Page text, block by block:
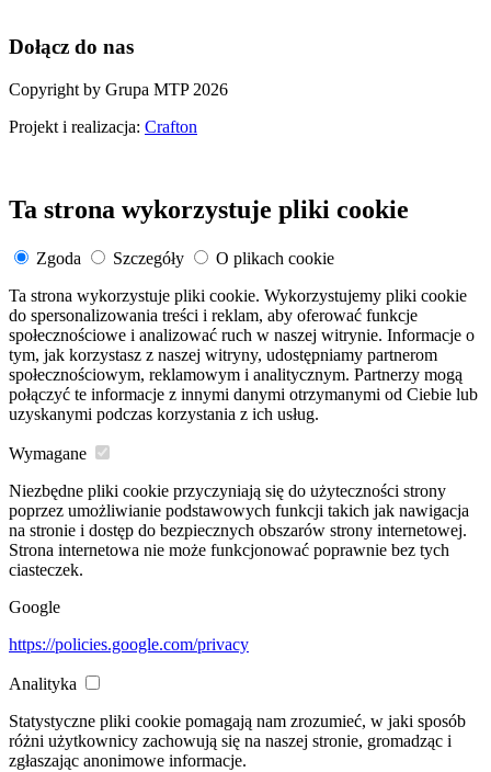
Dołącz do nas
Copyright by Grupa MTP 2026
Projekt i realizacja: Crafton
Ta strona wykorzystuje pliki cookie
Zgoda Szczegóły
O plikach cookie
Ta strona wykorzystuje pliki cookie. Wykorzystujemy pliki cookie
do spersonalizowania treści i reklam, aby oferować funkcje
społecznościowe i analizować ruch w naszej witrynie. Informacje o
tym, jak korzystasz z naszej witryny, udostępniamy partnerom
społecznościowym, reklamowym i analitycznym. Partnerzy mogą
połączyć te informacje z innymi danymi otrzymanymi od Ciebie lub
uzyskanymi podczas korzystania z ich usług.
Wymagane
Niezbędne pliki cookie przyczyniają się do użyteczności strony
poprzez umożliwianie podstawowych funkcji takich jak nawigacja
na stronie i dostęp do bezpiecznych obszarów strony internetowej.
Strona internetowa nie może funkcjonować poprawnie bez tych
ciasteczek.
Google
https://policies.google.com/privacy
Analityka
Statystyczne pliki cookie pomagają nam zrozumieć, w jaki sposób
różni użytkownicy zachowują się na naszej stronie, gromadząc i
zgłaszając anonimowe informacje.